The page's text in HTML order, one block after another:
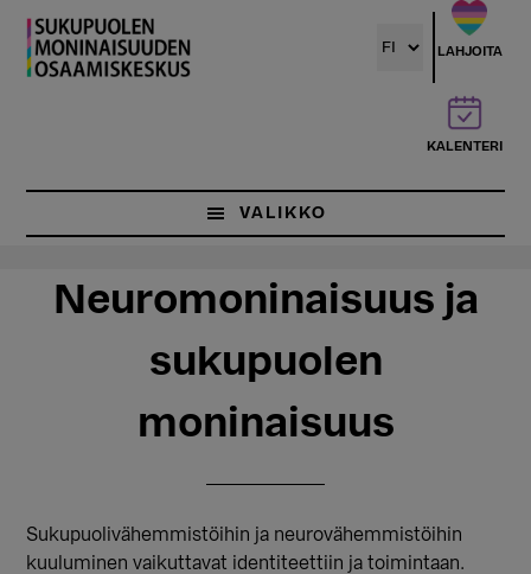
Hyppää
pääsisältöön
Hyppää
ensisijaiseen
sivupalkkiin
LAHJOITA
KALENTERI
VALIKKO
Neuromoninaisuus ja
sukupuolen
moninaisuus
Sukupuolivähemmistöihin ja neurovähemmistöihin
kuuluminen vaikuttavat identiteettiin ja toimintaan.